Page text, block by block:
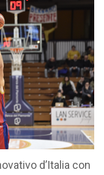
d’Italia con